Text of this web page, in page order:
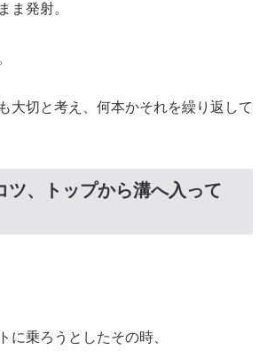
ま発射。
大切と考え、何本かそれを繰り返して
ツ、トップから溝へ入って
に乗ろうとしたその時、